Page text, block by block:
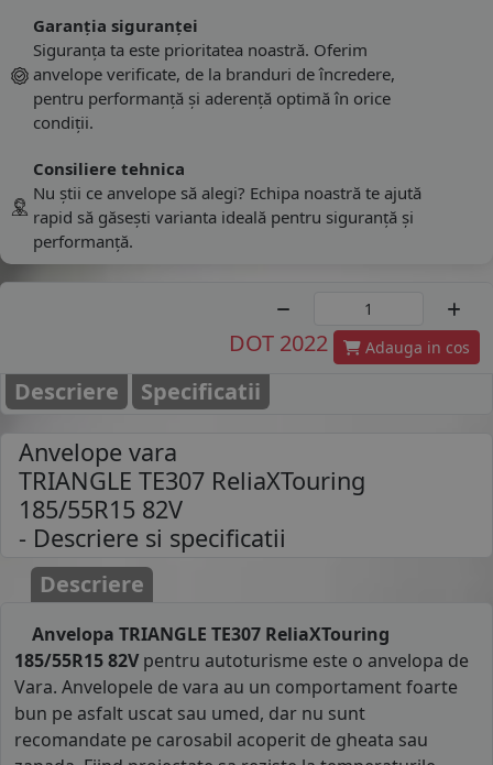
Garanția siguranței
Siguranța ta este prioritatea noastră. Oferim
anvelope verificate, de la branduri de încredere,
pentru performanță și aderență optimă în orice
condiții.
Consiliere tehnica
Nu știi ce anvelope să alegi? Echipa noastră te ajută
rapid să găsești varianta ideală pentru siguranță și
performanță.
DOT 2022 Adauga in cos
Descriere Specificatii
Anvelope vara
TRIANGLE TE307 ReliaXTouring
185/55R15 82V
- Descriere si specificatii
Descriere
Anvelopa TRIANGLE TE307 ReliaXTouring
185/55R15 82Vpentru autoturisme este o anvelopa de
Vara. Anvelopele de vara au un comportament foarte
bun pe asfalt uscat sau umed, dar nu sunt
recomandate pe carosabil acoperit de gheata sau